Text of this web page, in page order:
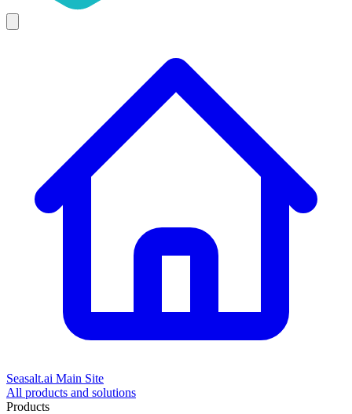
Seasalt.ai Main Site
All products and solutions
Products